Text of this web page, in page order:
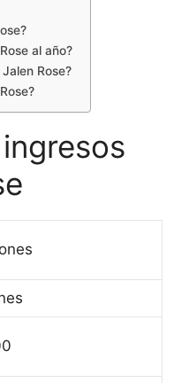
al año?
Rose?